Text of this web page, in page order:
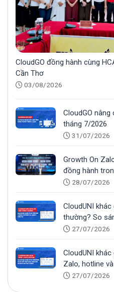
CloudGO đồng hành cùng
Cần Thơ
03/08/2026
CloudGO
tháng 7/2026
31/07/2026
Growth On
đồng hành
28/07/2026
CloudUNI
thường? So
sinh27/07/2026
CloudUNI
Zalo, hotline
27/07/2026